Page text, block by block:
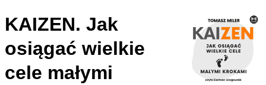
KAIZEN. Jak
osiągać wielkie
cele małymi